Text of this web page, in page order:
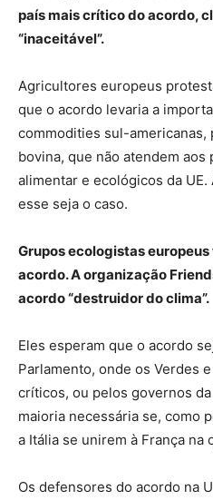
país mais crítico do acordo,
“inaceitável”.
Agricultores europeus
que o acordo levaria a
commodities sul-americanas,
bovina, que não atendem aos
alimentar e ecológicos da
esse seja o caso.
Grupos ecologistas
acordo. A organização
acordo “destruidor do clima”.
Eles esperam que o acordo
Parlamento, onde os Verdes
críticos, ou pelos governos
maioria necessária se, como
a Itália se unirem à França na
Os defensores do acordo na